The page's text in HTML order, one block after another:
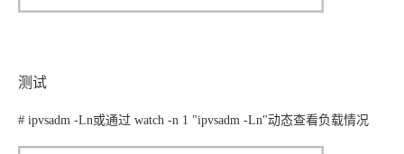
测试
# ipvsadm -Ln或通过 watch -n 1 "ipvsadm -Ln"动态查看负载情况